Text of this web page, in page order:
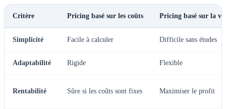
Critère Pricing basé sur les coûts Pricing basé sur la
Simplicité Facile à calculer Difficile sans études
Adaptabilité Rigide Flexible
Rentabilité Sûre si les coûts sont fixes Maximiser le profit